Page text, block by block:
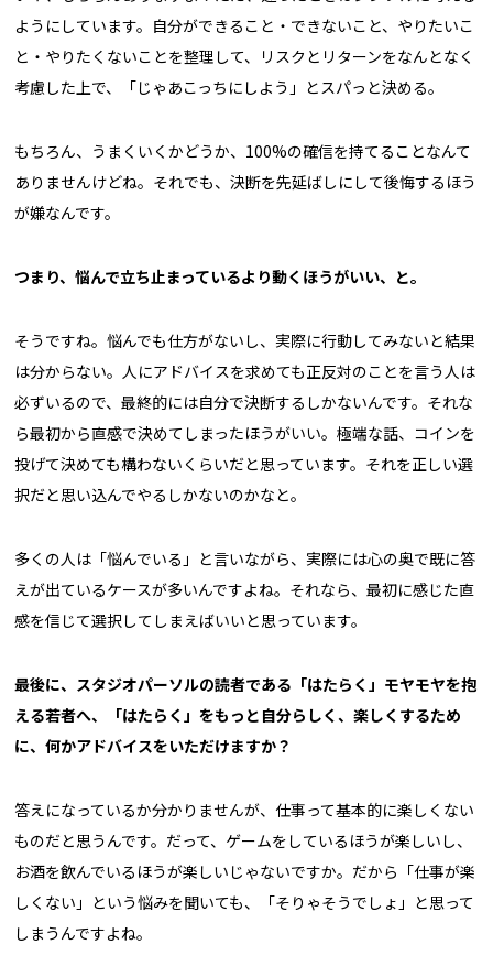
ようにしています。自分ができること・できないこと、やりたいこ
と・やりたくないことを整理して、リスクとリターンをなんとなく
考慮した上で、「じゃあこっちにしよう」とスパっと決める。
もちろん、うまくいくかどうか、100%の確信を持てることなんて
ありませんけどね。それでも、決断を先延ばしにして後悔するほう
が嫌なんです。
――つまり、悩んで立ち止まっているより動くほうがいい、と。
そうですね。悩んでも仕方がないし、実際に行動してみないと結果
は分からない。人にアドバイスを求めても正反対のことを言う人は
必ずいるので、最終的には自分で決断するしかないんです。それな
ら最初から直感で決めてしまったほうがいい。極端な話、コインを
投げて決めても構わないくらいだと思っています。それを正しい選
択だと思い込んでやるしかないのかなと。
多くの人は「悩んでいる」と言いながら、実際には心の奥で既に答
えが出ているケースが多いんですよね。それなら、最初に感じた直
感を信じて選択してしまえばいいと思っています。
――最後に、スタジオパーソルの読者である「はたらく」モヤモヤを抱
える若者へ、「はたらく」をもっと自分らしく、楽しくするため
に、何かアドバイスをいただけますか？
答えになっているか分かりませんが、仕事って基本的に楽しくない
ものだと思うんです。だって、ゲームをしているほうが楽しいし、
お酒を飲んでいるほうが楽しいじゃないですか。だから「仕事が楽
しくない」という悩みを聞いても、「そりゃそうでしょ」と思って
しまうんですよね。